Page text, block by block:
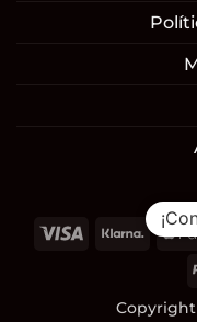
Visa Klarna